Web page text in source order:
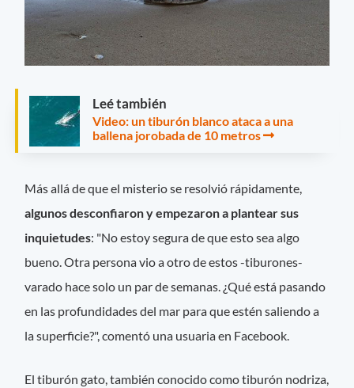
Leé también
Video: un tiburón blanco ataca a una
ballena jorobada de 10 metros
Más allá de que el misterio se resolvió rápidamente,
algunos desconfiaron y empezaron a plantear sus
inquietudes: "No estoy segura de que esto sea algo
bueno. Otra persona vio a otro de estos -tiburones-
varado hace solo un par de semanas. ¿Qué está pasando
en las profundidades del mar para que estén saliendo a
la superficie?", comentó una usuaria en Facebook.
El tiburón gato, también conocido como tiburón nodriza,